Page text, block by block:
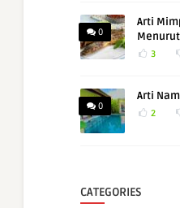
0
Arti
3
0
Arti
2
CATEGORIES